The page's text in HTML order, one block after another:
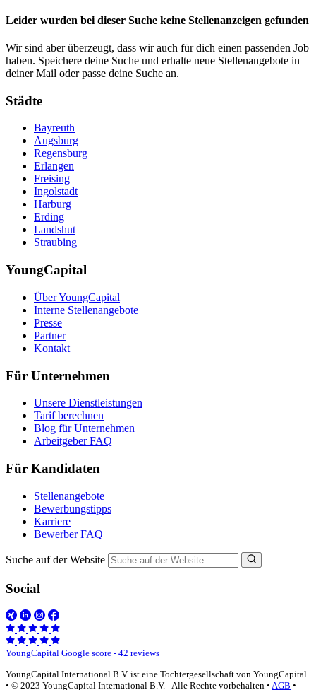
Leider wurden bei dieser Suche keine Stellenanzeigen gefunden
Wir sind aber überzeugt, dass wir auch für dich einen passenden Job
haben. Speichere deine Suche und erhalte neue Stellenangebote in
deiner Mail oder passe deine Suche an.
Städte
Bayreuth
Augsburg
Regensburg
Erlangen
Freising
Ingolstadt
Harburg
Erding
Landshut
Straubing
YoungCapital
Über YoungCapital
Interne Stellenangebote
Presse
Partner
Kontakt
Für Unternehmen
Unsere Dienstleistungen
Tarif berechnen
Blog für Unternehmen
Arbeitgeber FAQ
Für Kandidaten
Stellenangebote
Bewerbungstipps
Karriere
Bewerber FAQ
Suche auf der Website
Social
YoungCapital Google score - 42 reviews
YoungCapital International B.V. ist eine Tochtergesellschaft von YoungCapital
• © 2023 YoungCapital International B.V. - Alle Rechte vorbehalten • AGB •